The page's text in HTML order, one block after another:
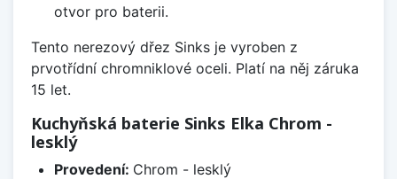
otvor pro baterii.
Tento nerezový dřez Sinks je vyroben z
prvotřídní chromniklové oceli. Platí na něj záruka
15 let.
Kuchyňská baterie Sinks Elka Chrom -
lesklý
Provedení: Chrom - lesklý